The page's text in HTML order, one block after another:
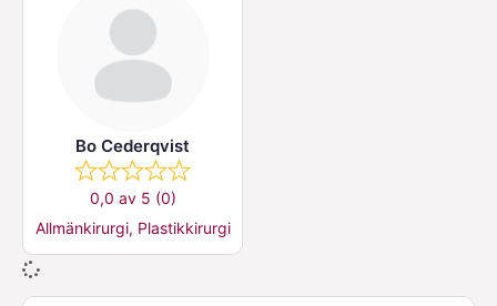
Bo Cederqvist
0,0 av 5 (0)
Allmänkirurgi, Plastikkirurgi